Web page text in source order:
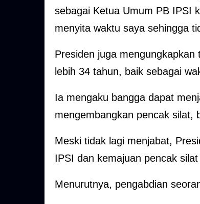
sebagai Ketua Umum PB IPSI
menyita waktu saya sehingga
Presiden juga
lebih 34 tahun, baik sebagai
Ia mengaku bangga dapat
mengembangkan pencak silat,
Meski tidak lagi menjabat,
IPSI dan kemajuan pencak
Menurutnya, pengabdian